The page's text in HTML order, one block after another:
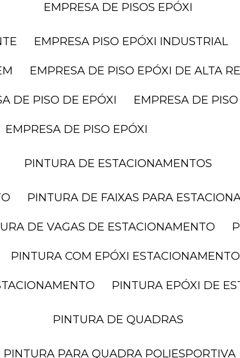
EMPRESA DE PISOS EPÓXI
EMPRESA PISO EPÓXI INDUSTRIAL
EMPRESA DE PISO EPÓXI DE ALTA
DE PISO DE EPÓXI EMPRESA DE
EMPRESA DE PISO EPÓXI
PINTURA DE ESTACIONAMENTOS
PINTURA DE FAIXAS PARA
DE VAGAS DE ESTACIONAMENTO
PINTURA COM EPÓXI ESTACIONAMENTO
PINTURA EPÓXI DE
PINTURA DE QUADRAS
PINTURA PARA QUADRA POLIESPORTIVA